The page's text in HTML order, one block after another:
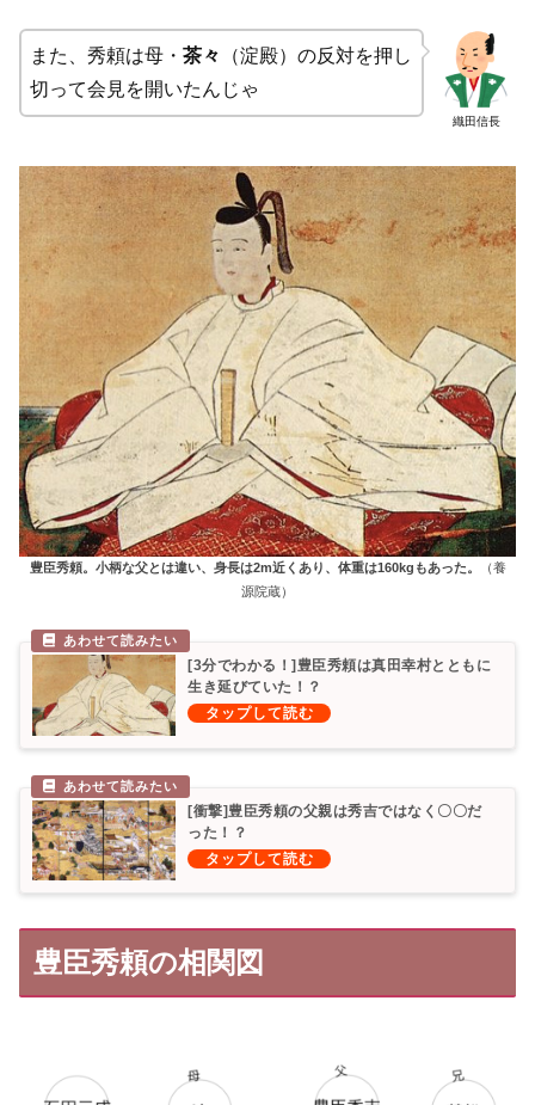
織田信長
また、秀頼は母・ 茶々
（淀殿）の反対を押し
切って会見を開いたんじゃ
豊臣秀頼。小柄な父とは違い、身長は2m近くあり、体重は160kgもあった。
（養
源院蔵）
[3分でわかる！]豊臣秀頼は真田幸村とともに
生き延びていた！？
[衝撃]豊臣秀頼の父親は秀吉ではなく〇〇だ
った！？
豊臣秀頼の相関図